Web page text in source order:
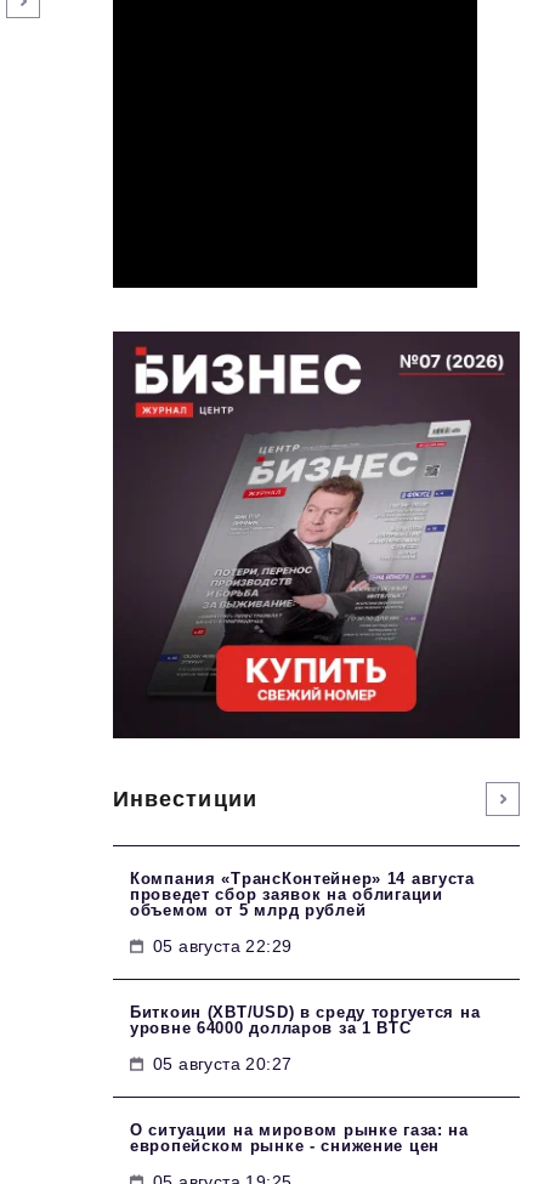
Инвестиции
Компания «ТрансКонтейнер» 14 августа
проведет сбор заявок на облигации
объемом от 5 млрд рублей
05 августа 22:29
Биткоин (XBT/USD) в среду торгуется на
уровне 64000 долларов за 1 BTC
05 августа 20:27
О ситуации на мировом рынке газа: на
европейском рынке - снижение цен